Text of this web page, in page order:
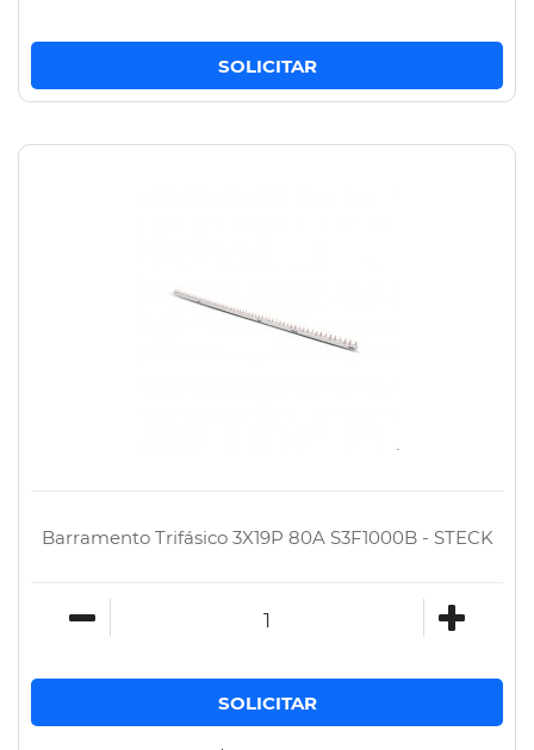
Barramento Trifásico 3X19P 80A S3F1000B - STECK